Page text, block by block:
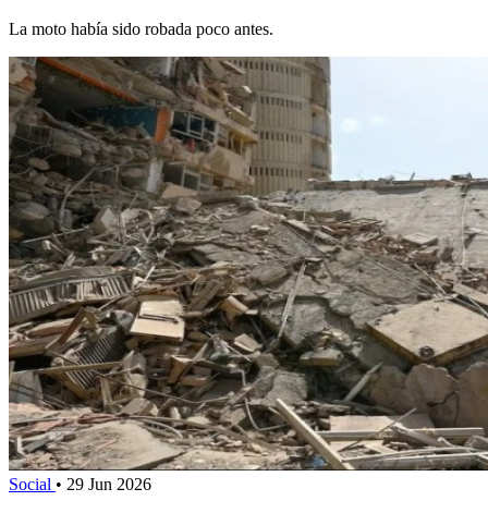
La moto había sido robada poco antes.
Social • 29 Jun 2026